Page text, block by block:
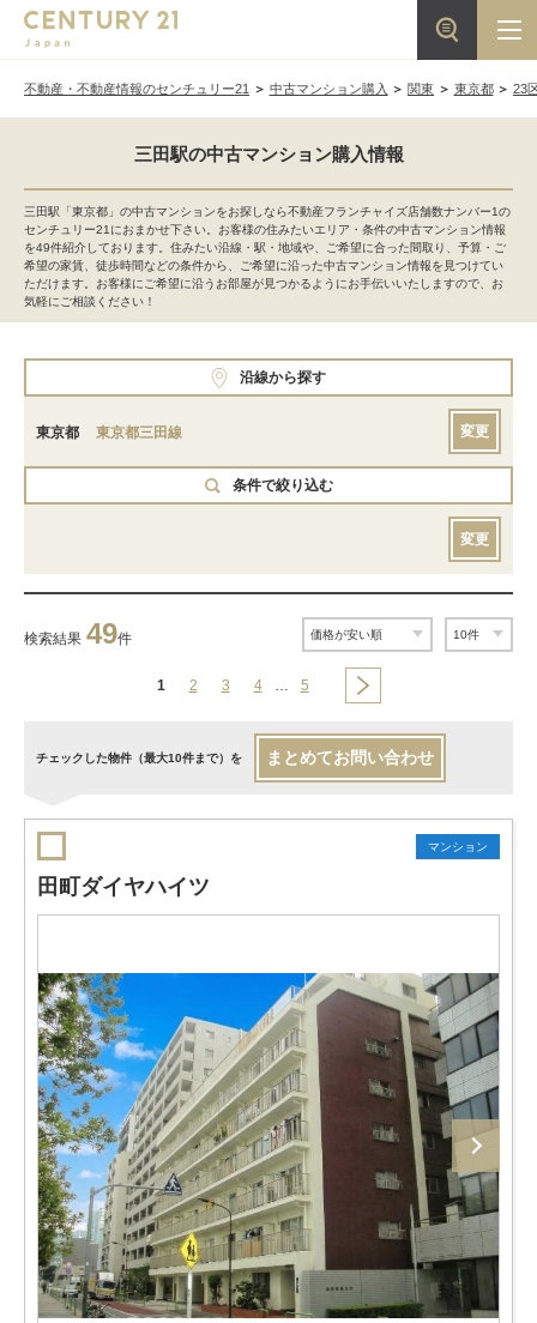
不動産・不動産情報のセンチュリー21 中古マンション購入 関東 東京都 23
三田駅の中古マンション購入情報
三田駅「東京都」の中古マンションをお探しなら不動産フランチャイズ店舗数ナンバー1の
センチュリー21におまかせ下さい。お客様の住みたいエリア・条件の中古マンション情報
を49件紹介しております。住みたい沿線・駅・地域や、ご希望に合った間取り、予算・ご
希望の家賃、徒歩時間などの条件から、ご希望に沿った中古マンション情報を見つけてい
ただけます。お客様にご希望に沿うお部屋が見つかるようにお手伝いいたしますので、お
気軽にご相談ください！
沿線から探す
東京都 東京都三田線 変更
条件で絞り込む
変更
検索結果 49件
1 2 3 4 … 5
チェックした物件（最大10件まで）を まとめてお問い合わせ
マンション
田町ダイヤハイツ